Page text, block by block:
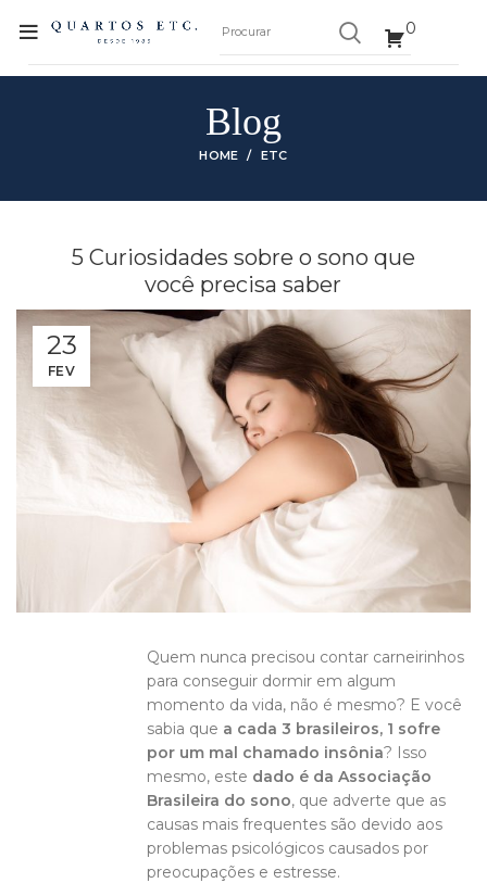
0
Blog
HOME ETC
5 Curiosidades sobre o sono que
você precisa saber
23
FEV
Quem nunca precisou contar carneirinhos
para conseguir dormir em algum
momento da vida, não é mesmo? E você
sabia que a cada 3 brasileiros, 1 sofre
por um mal chamado insônia? Isso
mesmo, este dado é da Associação
Brasileira do sono, que adverte que as
causas mais frequentes são devido aos
problemas psicológicos causados por
preocupações e estresse.